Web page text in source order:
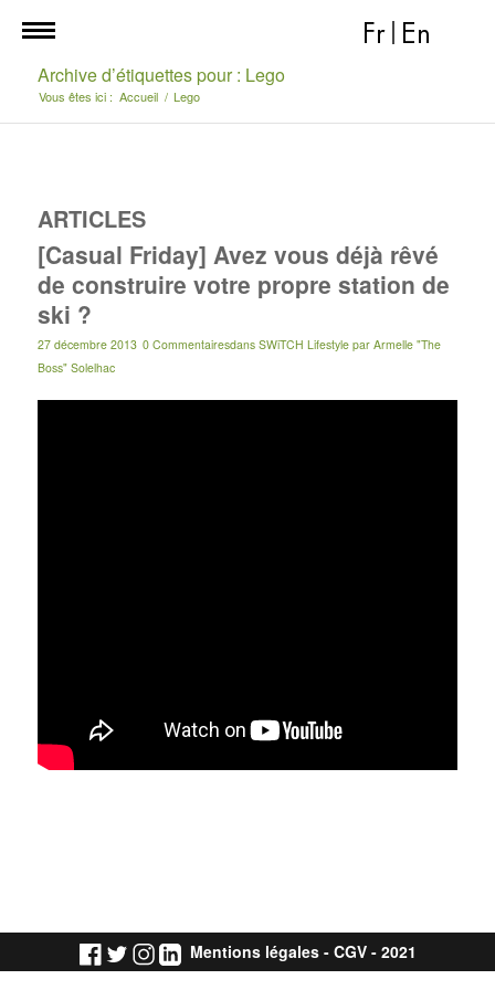
Fr En
Archive d’étiquettes pour : Lego
Vous êtes ici : Accueil / Lego
ARTICLES
[Casual Friday] Avez vous déjà rêvé
de construire votre propre station de
ski ?
27 décembre 2013 0 Commentairesdans SWiTCH Lifestyle par Armelle "The
Boss" Solelhac
Mentions légales- CGV- 2021